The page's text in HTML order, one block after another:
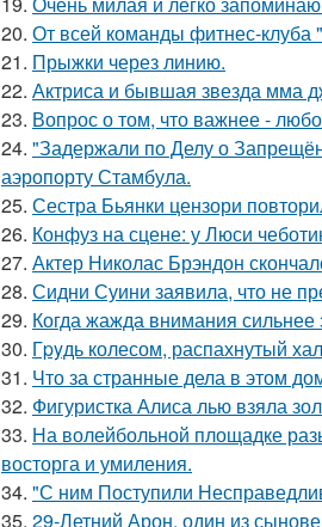
20. От всей команды фитнес-
21. Прыжки через линию.
22. Актриса и бывшая звезда мма
23. Вопрос о том, что важнее -
24. "Задержали по Делу о
аэропорту Стамбула.
25. Сестра Бьянки цензори
26. Конфуз на сцене: у Люси
27. Актер Николас Брэндон
28. Сидни Суини заявила, что не
29. Когда жажда внимания сильнее
30. Гpyдь колесом, распахнутый
31. Что за странные дела в этом
32. Фигуристка Алиса лью взяла
33. На волейбольной площадке
восторга и умиления.
34. "С ним Поступили
35. 29-Летний Арон, один из